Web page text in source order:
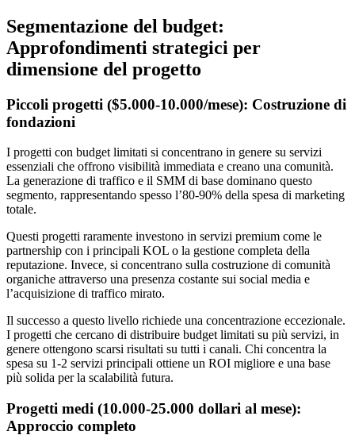
Segmentazione del budget:
Approfondimenti strategici per
dimensione del progetto
Piccoli progetti ($5.000-10.000/mese): Costruzione di
fondazioni
I progetti con budget limitati si concentrano in genere su servizi
essenziali che offrono visibilità immediata e creano una comunità.
La generazione di traffico e il SMM di base dominano questo
segmento, rappresentando spesso l’80-90% della spesa di marketing
totale.
Questi progetti raramente investono in servizi premium come le
partnership con i principali KOL o la gestione completa della
reputazione. Invece, si concentrano sulla costruzione di comunità
organiche attraverso una presenza costante sui social media e
l’acquisizione di traffico mirato.
Il successo a questo livello richiede una concentrazione eccezionale.
I progetti che cercano di distribuire budget limitati su più servizi, in
genere ottengono scarsi risultati su tutti i canali. Chi concentra la
spesa su 1-2 servizi principali ottiene un ROI migliore e una base
più solida per la scalabilità futura.
Progetti medi (10.000-25.000 dollari al mese):
Approccio completo